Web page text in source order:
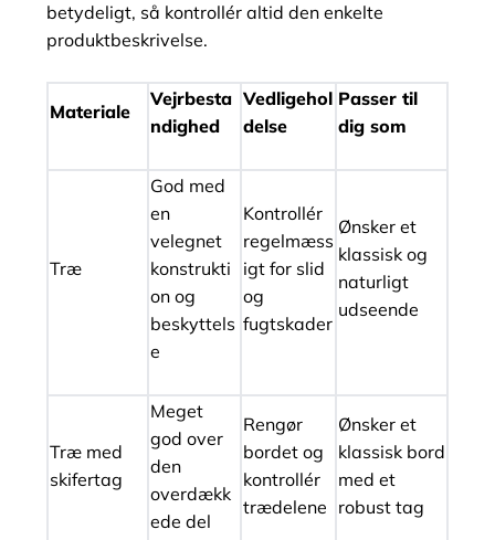
betydeligt, så kontrollér altid den enkelte
produktbeskrivelse.
Materiale
Vejrbesta
ndighed
Vedligehol
delse
Passer til
dig som
Træ
God med
en
velegnet
konstrukti
on og
beskyttels
e
Kontrollér
regelmæss
igt for slid
og
fugtskader
Ønsker et
klassisk og
naturligt
udseende
Træ med
skifertag
Meget
god over
den
overdækk
ede del
Rengør
bordet og
kontrollér
trædelene
Ønsker et
klassisk bord
med et
robust tag